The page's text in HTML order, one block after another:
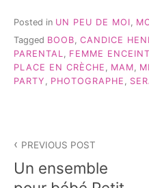
Posted in UN PEU DE MOI
Tagged BOOB, CANDICE
PARENTAL, FEMME
PLACE EN CRÈCHE , MAM,
PARTY , PHOTOGRAPHE ,
de
PREVIOUS POST
Un ensemble